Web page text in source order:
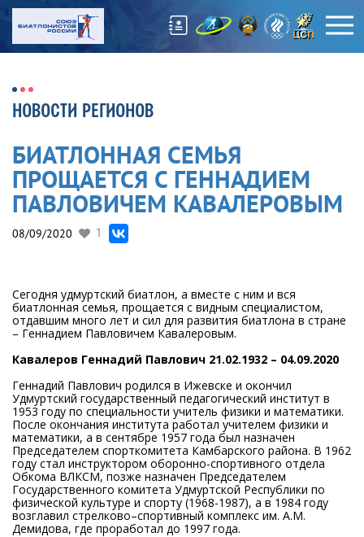
НОВОСТИ РЕГИОНОВ
БИАТЛОННАЯ СЕМЬЯ
ПРОЩАЕТСЯ С ГЕННАДИЕМ
ПАВЛОВИЧЕМ КАВАЛЕРОВЫМ
08/09/2020 1
Сегодня удмуртский биатлон, а вместе с ним и вся
биатлонная семья, прощается с видным специалистом,
отдавшим много лет и сил для развития биатлона в стране
– Геннадием Павловичем Кавалеровым.
Кавалеров Геннадий Павлович 21.02.1932 – 04.09.2020
Геннадий Павлович родился в Ижевске и окончил
Удмуртский государственный педагогический институт в
1953 году по специальности учитель физики и математики.
После окончания института работал учителем физики и
математики, а в сентябре 1957 года был назначен
Председателем спорткомитета Камбарского района. В 1962
году стал инструктором оборонно-спортивного отдела
Обкома ВЛКСМ, позже назначен Председателем
Государственного комитета Удмуртской Республики по
физической культуре и спорту (1968-1987), а в 1984 году
возглавил стрелково–спортивный комплекс им. А.М.
Демидова, где проработал до 1997 года.